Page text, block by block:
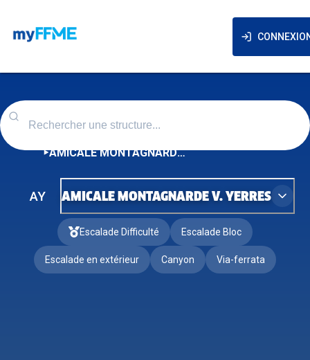
AMICALE MONTAGNARDE V. YERRES
AY AMICALE MONTAGNARDE V. YERRES
Escalade Difficulté Escalade Bloc
Escalade en extérieur Canyon Via-ferrata